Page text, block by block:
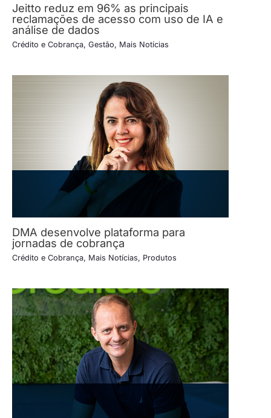
Jeitto reduz em 96% as principais
reclamações de acesso com uso de IA e
análise de dados
Crédito e Cobrança, Gestão, Mais Notícias
DMA desenvolve plataforma para
jornadas de cobrança
Crédito e Cobrança, Mais Notícias, Produtos